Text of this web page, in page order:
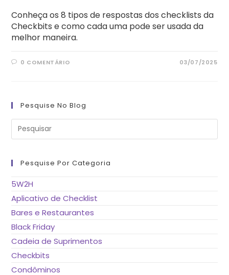
Conheça os 8 tipos de respostas dos checklists da
Checkbits e como cada uma pode ser usada da
melhor maneira.
0 COMENTÁRIO 03/07/2025
Pesquise No Blog
Pesquise Por Categoria
5W2H
Aplicativo de Checklist
Bares e Restaurantes
Black Friday
Cadeia de Suprimentos
Checkbits
Condôminos